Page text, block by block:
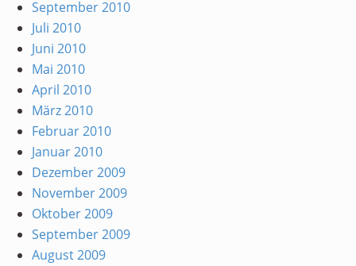
September 2010
Juli 2010
Juni 2010
Mai 2010
April 2010
März 2010
Februar 2010
Januar 2010
Dezember 2009
November 2009
Oktober 2009
September 2009
August 2009